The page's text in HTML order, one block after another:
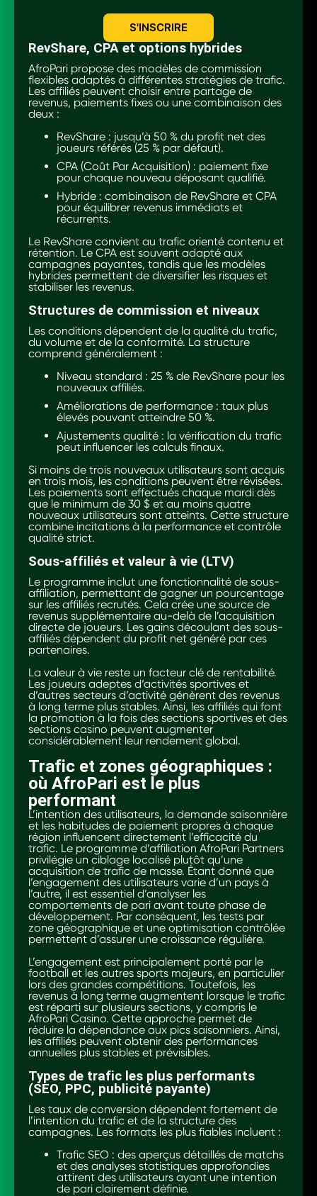
S'INSCRIRE
RevShare, CPA et options hybrides
AfroPari propose des modèles de commission
flexibles adaptés à différentes stratégies de trafic.
Les affiliés peuvent choisir entre partage de
revenus, paiements fixes ou une combinaison des
deux :
RevShare : jusqu’à 50 % du profit net des
joueurs référés (25 % par défaut).
CPA (Coût Par Acquisition) : paiement fixe
pour chaque nouveau déposant qualifié.
Hybride : combinaison de RevShare et CPA
pour équilibrer revenus immédiats et
récurrents.
Le RevShare convient au trafic orienté contenu et
rétention. Le CPA est souvent adapté aux
campagnes payantes, tandis que les modèles
hybrides permettent de diversifier les risques et
stabiliser les revenus.
Structures de commission et niveaux
Les conditions dépendent de la qualité du trafic,
du volume et de la conformité. La structure
comprend généralement :
Niveau standard : 25 % de RevShare pour les
nouveaux affiliés.
Améliorations de performance : taux plus
élevés pouvant atteindre 50 %.
Ajustements qualité : la vérification du trafic
peut influencer les calculs finaux.
Si moins de trois nouveaux utilisateurs sont acquis
en trois mois, les conditions peuvent être révisées.
Les paiements sont effectués chaque mardi dès
que le minimum de 30 $ et au moins quatre
nouveaux utilisateurs sont atteints. Cette structure
combine incitations à la performance et contrôle
qualité strict.
Sous-affiliés et valeur à vie (LTV)
Le programme inclut une fonctionnalité de sous-
affiliation, permettant de gagner un pourcentage
sur les affiliés recrutés. Cela crée une source de
revenus supplémentaire au-delà de l’acquisition
directe de joueurs. Les gains découlant des sous-
affiliés dépendent du profit net généré par ces
partenaires.
La valeur à vie reste un facteur clé de rentabilité.
Les joueurs adeptes d‘activités sportives et
d’autres secteurs d’activité génèrent des revenus
à long terme plus stables. Ainsi, les affiliés qui font
la promotion à la fois des sections sportives et des
sections casino peuvent augmenter
considérablement leur rendement global.
Trafic et zones géographiques :
où AfroPari est le plus
performant
L’intention des utilisateurs, la demande saisonnière
et les habitudes de paiement propres à chaque
région influencent directement l’efficacité du
trafic. Le programme d’affiliation AfroPari Partners
privilégie un ciblage localisé plutôt qu’une
acquisition de trafic de masse. Étant donné que
l’engagement des utilisateurs varie d’un pays à
l’autre, il est essentiel d’analyser les
comportements de pari avant toute phase de
développement. Par conséquent, les tests par
zone géographique et une optimisation contrôlée
permettent d’assurer une croissance régulière.
L’engagement est principalement porté par le
football et les autres sports majeurs, en particulier
lors des grandes compétitions. Toutefois, les
revenus à long terme augmentent lorsque le trafic
est réparti sur plusieurs sections, y compris le
AfroPari Casino. Cette approche permet de
réduire la dépendance aux pics saisonniers. Ainsi,
les affiliés peuvent obtenir des performances
annuelles plus stables et prévisibles.
Types de trafic les plus performants
(SEO, PPC, publicité payante)
Les taux de conversion dépendent fortement de
l’intention du trafic et de la structure des
campagnes. Les formats les plus fiables incluent :
Trafic SEO : des aperçus détaillés de matchs
et des analyses statistiques approfondies
attirent des utilisateurs ayant une intention
de pari clairement définie.